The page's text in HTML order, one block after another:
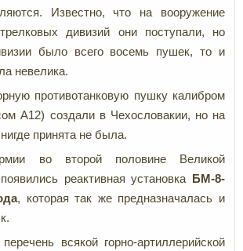
Известно, что на вооружение
дивизий они поступали, но
было всего восемь пушек, то и
невелика.
противотанковую пушку калибром
A12) создали в Чехословакии, но на
принята не была.
во второй половине Великой
реактивная установка
БМ-8-
, которая так же предназначалась и
всякой горно-артиллерийской